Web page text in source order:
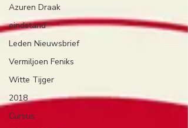
Azuren Draak
eindstand
Leden Nieuwsbrief
Vermiljoen Feniks
Witte Tijger
2018
Cursus